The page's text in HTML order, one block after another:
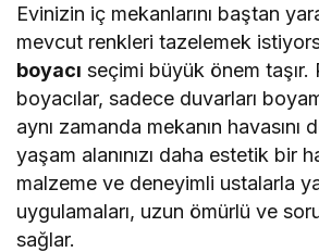
Evinizin iç mekanlarını baştan
mevcut renkleri tazelemek
boyacı seçimi büyük önem taşır.
boyacılar, sadece duvarları
aynı zamanda mekanın havasını
yaşam alanınızı daha estetik bir
malzeme ve deneyimli ustalarla
uygulamaları, uzun ömürlü ve
sağlar.